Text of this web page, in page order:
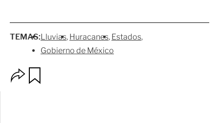
TEMAS:Lluvias Huracanes Estados
Gobierno de México